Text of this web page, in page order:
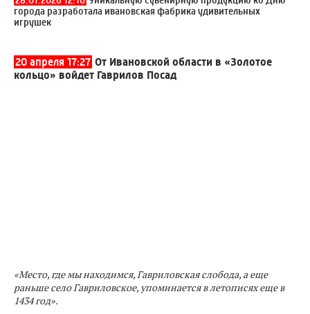
города разработала ивановская фабрика удивительных
игрушек
20 апреля 17:27 От Ивановской области в «Золотое
кольцо» войдет Гаврилов Посад
«Место, где мы находимся, Гавриловская слобода, а еще
раньше село Гавриловское, упоминается в летописях еще в
1434 год».